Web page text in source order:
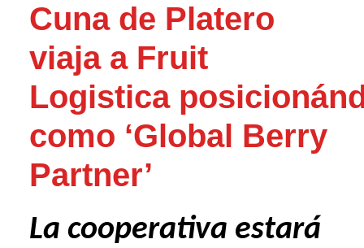
Cuna de Platero
viaja a Fruit
Logistica
como ‘Global Berry
Partner’
La cooperativa estará